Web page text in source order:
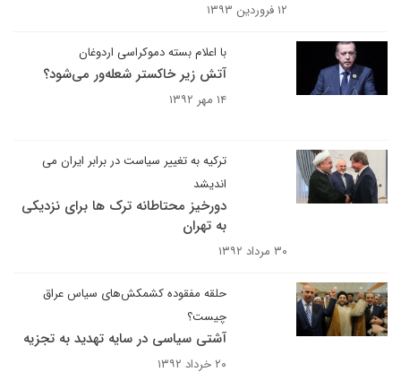
۱۲ فروردین ۱۳۹۳
با اعلام بسته دموکراسی اردوغان
آتش زیر خاکستر شعله‌ور می‌شود؟
۱۴ مهر ۱۳۹۲
ترکیه به تغییر سیاست در برابر ایران می
اندیشد
دورخیز محتاطانه ترک ها برای نزدیکی
به تهران
۳۰ مرداد ۱۳۹۲
حلقه مفقوده کشمکش‌های سیاس عراق
چیست؟
آشتی سیاسی در سایه تهدید به تجزیه
۲۰ خرداد ۱۳۹۲